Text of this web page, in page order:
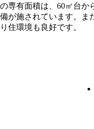
有面積は、60㎡台
が施されています。
住環境も良好です。